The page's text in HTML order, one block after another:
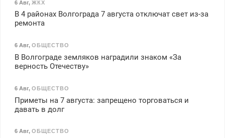
6 Авг, ЖКХ
В 4 районах Волгограда 7 августа отключат свет из-за
ремонта
6 Авг, ОБЩЕСТВО
В Волгограде земляков наградили знаком «За
верность Отечеству»
6 Авг, ОБЩЕСТВО
Приметы на 7 августа: запрещено торговаться и
давать в долг
6 Авг, ОБЩЕСТВО